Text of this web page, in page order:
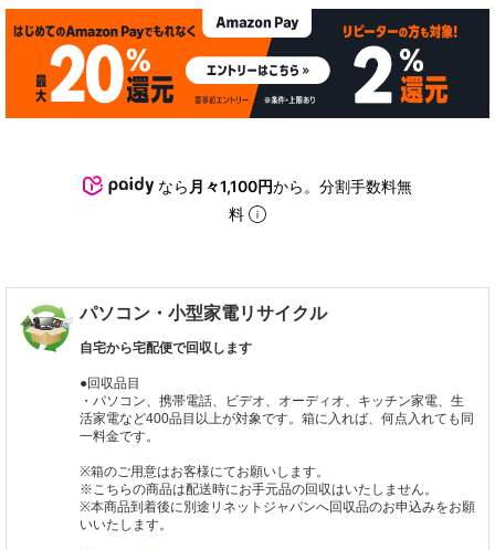
なら 月々1,100円から。分割手数料無
料
パソコン・小型家電リサイクル
自宅から宅配便で回収します
●回収品目
・パソコン、携帯電話、ビデオ、オーディオ、キッチン家電、生
活家電など400品目以上が対象です。箱に入れば、何点入れても同
一料金です。
※箱のご用意はお客様にてお願いします。
※こちらの商品は配送時にお手元品の回収はいたしません。
※本商品到着後に別途リネットジャパンへ回収品のお申込みをお願
いいたします。